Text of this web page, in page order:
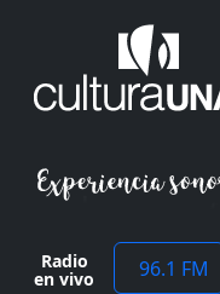
Radio
en vivo 96.1 FM